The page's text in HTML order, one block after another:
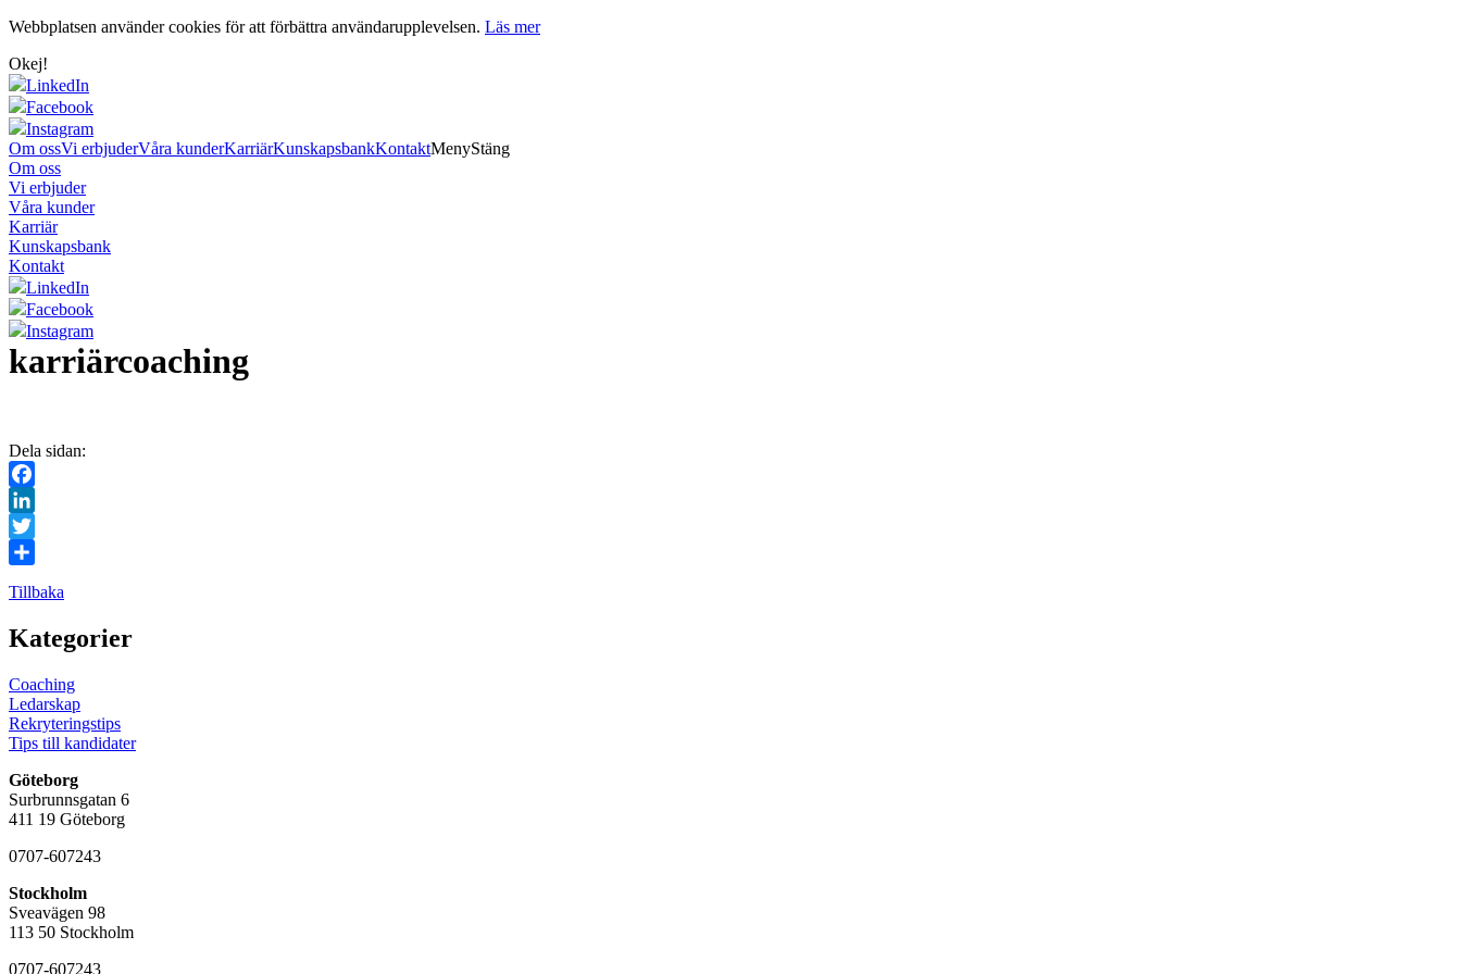
Webbplatsen använder cookies för att förbättra användarupplevelsen. Läs mer
Okej!
LinkedIn
Facebook
Instagram
Om ossVi erbjuderVåra kunderKarriärKunskapsbankKontaktMenyStäng
Om oss
Vi erbjuder
Våra kunder
Karriär
Kunskapsbank
Kontakt
LinkedIn
Facebook
Instagram
karriärcoaching
Dela sidan:
Facebook
LinkedIn
Twitter
Tillbaka
Kategorier
Coaching
Ledarskap
Rekryteringstips
Tips till kandidater
Göteborg
Surbrunnsgatan 6
411 19 Göteborg
0707-607243
Stockholm
Sveavägen 98
113 50 Stockholm
0707-607243